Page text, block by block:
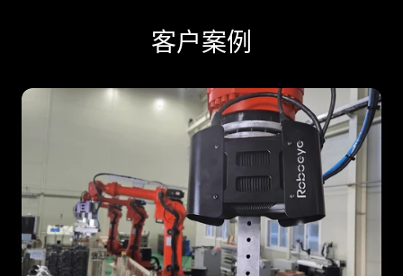
客户案例
ING
one
vision
solution
for